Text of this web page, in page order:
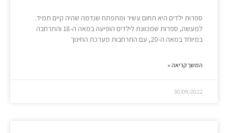
ספרות ילדים היא תחום עשיר ומתפתח שנדמה שהיה קיים תמיד.
למעשה, ספרות שמכוונת לילדים הופיעה במאה ה-18 והתרחבה
במיוחד במאה ה-20, עם התרחבות מערכת החינוך
המשך קריאה »
30/09/2022